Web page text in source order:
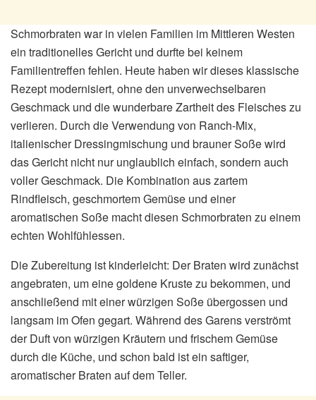
Schmorbraten war in vielen Familien im Mittleren Westen
ein traditionelles Gericht und durfte bei keinem
Familientreffen fehlen. Heute haben wir dieses klassische
Rezept modernisiert, ohne den unverwechselbaren
Geschmack und die wunderbare Zartheit des Fleisches zu
verlieren. Durch die Verwendung von Ranch-Mix,
italienischer Dressingmischung und brauner Soße wird
das Gericht nicht nur unglaublich einfach, sondern auch
voller Geschmack. Die Kombination aus zartem
Rindfleisch, geschmortem Gemüse und einer
aromatischen Soße macht diesen Schmorbraten zu einem
echten Wohlfühlessen.
Die Zubereitung ist kinderleicht: Der Braten wird zunächst
angebraten, um eine goldene Kruste zu bekommen, und
anschließend mit einer würzigen Soße übergossen und
langsam im Ofen gegart. Während des Garens verströmt
der Duft von würzigen Kräutern und frischem Gemüse
durch die Küche, und schon bald ist ein saftiger,
aromatischer Braten auf dem Teller.